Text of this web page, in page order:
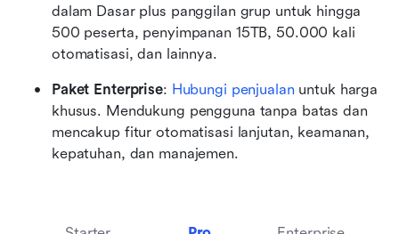
dalam Dasar plus panggilan grup untuk hingga
500 peserta, penyimpanan 15TB, 50.000 kali
otomatisasi, dan lainnya.
Paket Enterprise: Hubungi penjualan untuk harga
khusus. Mendukung pengguna tanpa batas dan
mencakup fitur otomatisasi lanjutan, keamanan,
kepatuhan, dan manajemen.